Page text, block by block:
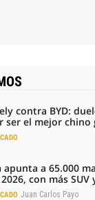
contra BYD:
ser el mejor chino
apunta a 65.000
con más SUV
Juan Carlos Payo